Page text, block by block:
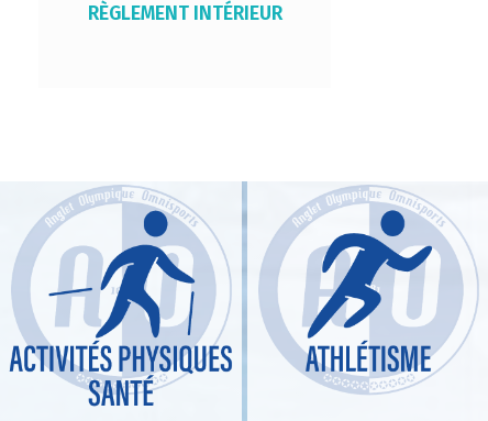
RÈGLEMENT INTÉRIEUR